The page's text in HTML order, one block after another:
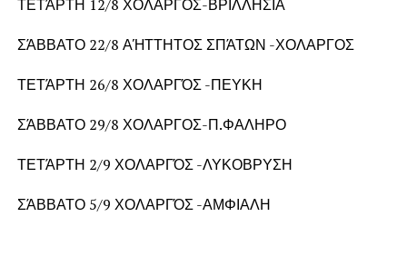
ΤΕΤΆΡΤΗ 12/8 ΧΟΛΑΡΓΟΣ-ΒΡΙΛΛΗΣΙΑ
ΣΆΒΒΑΤΟ 22/8 ΑΉΤΤΗΤΟΣ ΣΠΆΤΩΝ -ΧΟΛΑΡΓΟΣ
ΤΕΤΆΡΤΗ 26/8 ΧΟΛΑΡΓΌΣ -ΠΕΥΚΗ
ΣΆΒΒΑΤΟ 29/8 ΧΟΛΑΡΓΟΣ-Π.ΦΑΛΗΡΟ
ΤΕΤΆΡΤΗ 2/9 ΧΟΛΑΡΓΌΣ -ΛΥΚΟΒΡΥΣΗ
ΣΆΒΒΑΤΟ 5/9 ΧΟΛΑΡΓΌΣ -ΑΜΦΙΑΛΗ